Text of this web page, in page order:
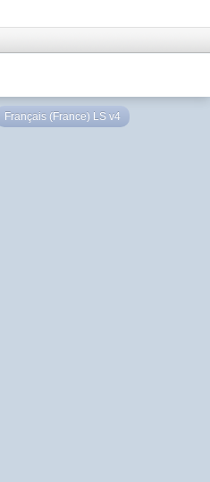
Français (France) LS v4